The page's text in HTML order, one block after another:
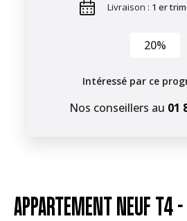
Livraison : 1 er
20%
Intéressé par ce
Nos conseillers au 01
APPARTEMENT NEUF T4 -